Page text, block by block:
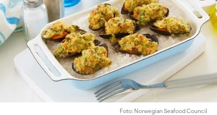
Foto: Norwegian Seafood Council